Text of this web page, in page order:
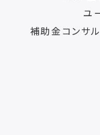
ユ
補助金コンサ